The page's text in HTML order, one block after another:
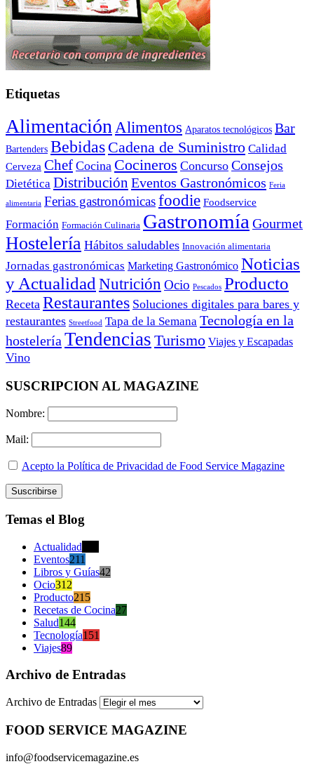
Etiquetas
Alimentación Alimentos Aparatos tecnológicos Bar
Bartenders Bebidas Cadena de Suministro Calidad
Cerveza Chef Cocina Cocineros Concurso Consejos
Dietética Distribución Eventos Gastronómicos Feria
alimentaria Ferias gastronómicasfoodie Foodservice
Formación Formación Culinaria Gastronomía Gourmet
Hostelería Hábitos saludables Innovación alimentaria
Jornadas gastronómicas Marketing Gastronómico Noticias
y Actualidad Nutrición Ocio Pescados Producto
Receta Restaurantes Soluciones digitales para bares y
restaurantes Streetfood Tapa de la Semana Tecnología en la
hostelería Tendencias Turismo Viajes y Escapadas
Vino
SUSCRIPCION AL MAGAZINE
Nombre:
Mail:
Acepto la Política de Privacidad de Food Service Magazine
Temas el Blog
Actualidad
Eventos211
Libros y Guías42
Ocio312
Producto215
Recetas de Cocina27
Salud144
Tecnología151
Viajes89
Archivo de Entradas
Archivo de Entradas
FOOD SERVICE MAGAZINE
info@foodservicemagazine.es